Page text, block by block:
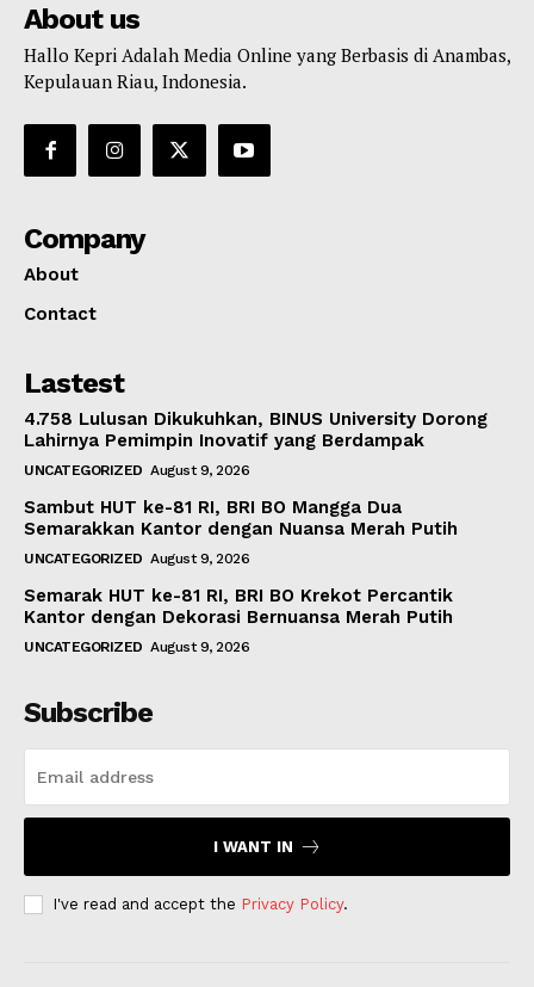
About us
Hallo Kepri Adalah Media Online yang Berbasis di Anambas,
Kepulauan Riau, Indonesia.
Company
About
Contact
Lastest
4.758 Lulusan Dikukuhkan, BINUS University Dorong
Lahirnya Pemimpin Inovatif yang Berdampak
UNCATEGORIZED August 9, 2026
Sambut HUT ke-81 RI, BRI BO Mangga Dua
Semarakkan Kantor dengan Nuansa Merah Putih
UNCATEGORIZED August 9, 2026
Semarak HUT ke-81 RI, BRI BO Krekot Percantik
Kantor dengan Dekorasi Bernuansa Merah Putih
UNCATEGORIZED August 9, 2026
Subscribe
I WANT IN
I've read and accept the Privacy Policy.